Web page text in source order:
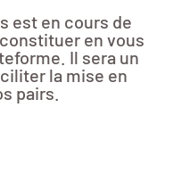
est en cours de
en vous
Il sera un
la mise en
pairs.